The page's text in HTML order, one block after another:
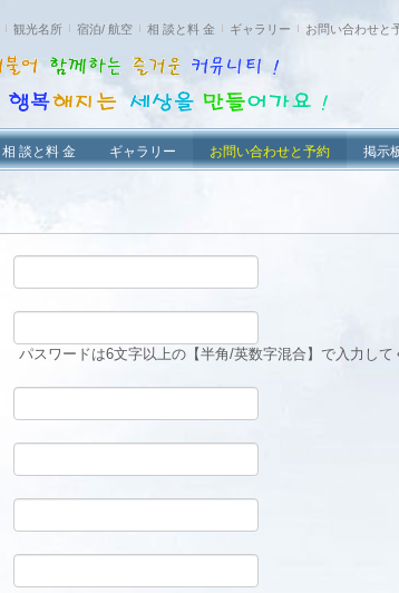
観光名所 宿泊/ 航空 相 談と料 金 ギャラリー お問い合わせと
相 談と料 金 ギャラリー お問い合わせと予約 掲示
パスワードは6文字以上の【半角/英数字混合】で入力して